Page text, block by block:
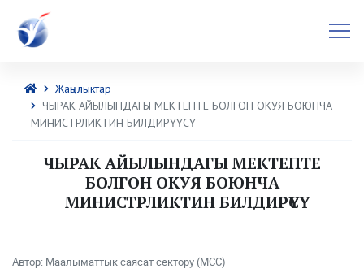
Жаңылыктар
ЧЫРАК АЙЫЛЫНДАГЫ МЕКТЕПТЕ БОЛГОН ОКУЯ БОЮНЧА
МИНИСТРЛИКТИН БИЛДИРҮҮСҮ
ЧЫРАК АЙЫЛЫНДАГЫ МЕКТЕПТЕ
БОЛГОН ОКУЯ БОЮНЧА
МИНИСТРЛИКТИН БИЛДИРҮҮСҮ
Автор: Маалыматтык саясат сектору (МСС)